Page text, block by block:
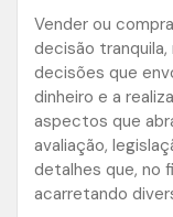
Vender ou
decisão
decisões que
dinheiro e a
aspectos que
avaliação,
detalhes que, no
acarretando